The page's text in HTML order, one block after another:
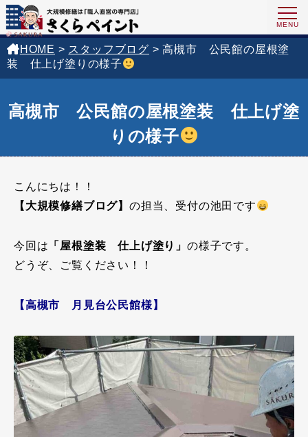
HOME > スタッフブログ >高槻市 公民館の屋根塗
装 仕上げ塗りの様子
高槻市 公民館の屋根塗装 仕上げ塗
りの様子
こんにちは！！
【大規模修繕ブログ】 の担当、受付の池田です
今回は 「屋根塗装 仕上げ塗り」の様子です。
どうぞ、ご覧ください！！
【高槻市 月見台公民館様】